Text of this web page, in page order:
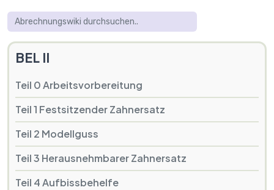
BEL II
Teil 0 Arbeitsvorbereitung
Teil 1 Festsitzender Zahnersatz
Teil 2 Modellguss
Teil 3 Herausnehmbarer Zahnersatz
Teil 4 Aufbissbehelfe